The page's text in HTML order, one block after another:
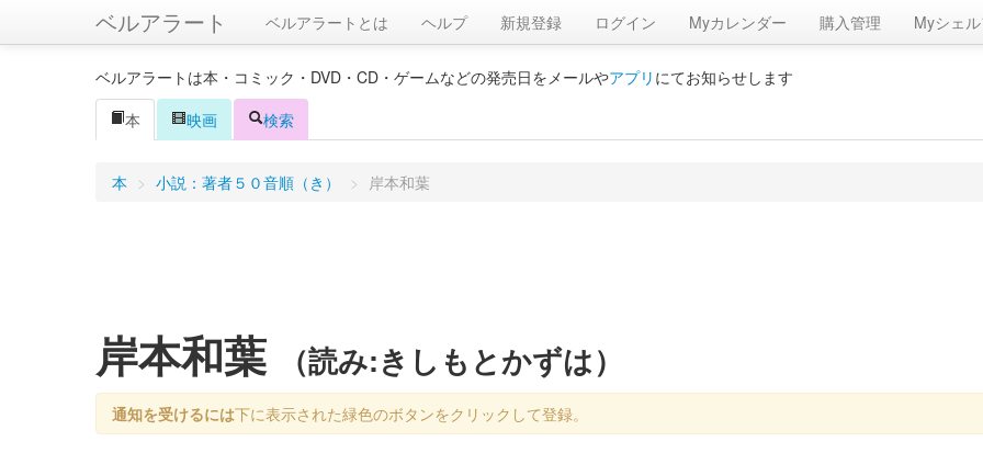
ベルアラート ベルアラートとは ヘルプ 新規登録 ログイン Myカレンダー 購入管理 Myシェル
ベルアラートは本・コミック・DVD・CD・ゲームなどの発売日をメールやアプリ にてお知らせします
本
映画 検索
本 > 小説：著者５０音順（き） > 岸本和葉
岸本和葉 （読み:きしもとかずは）
通知を受けるには下に表示された緑色のボタンをクリックして登録。